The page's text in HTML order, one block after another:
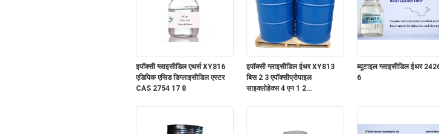
इपॉक्सी ग्लाइसीडिल एथर्स XY816
एडिपिक एसिड डिग्लाइसीडिल एस्टर
CAS 2754 17 8
इपॉक्सी ग्लाइसीडिल ईथर XY813
बिस 2 3 एपॉक्सीप्रोपाइल
साइक्लोहेक्स 4 एन 1 2
ब्यूटाइल ग्लाइसीडिल ईथर
6